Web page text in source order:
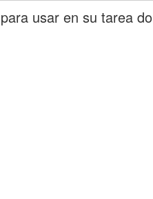
usar en su tarea